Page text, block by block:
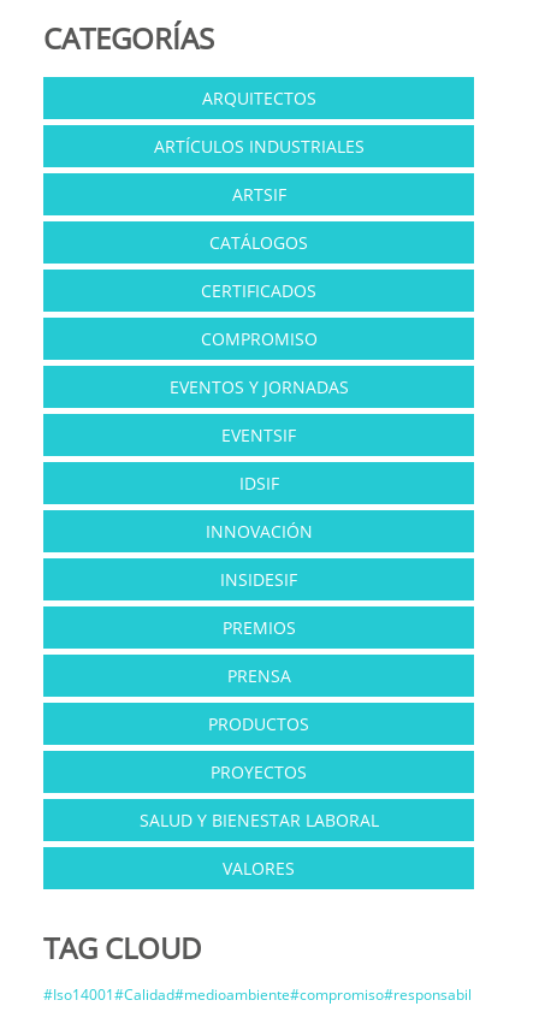
CATEGORÍAS
ARQUITECTOS
ARTÍCULOS INDUSTRIALES
ARTSIF
CATÁLOGOS
CERTIFICADOS
COMPROMISO
EVENTOS Y JORNADAS
EVENTSIF
IDSIF
INNOVACIÓN
INSIDESIF
PREMIOS
PRENSA
PRODUCTOS
PROYECTOS
SALUD Y BIENESTAR LABORAL
VALORES
TAG CLOUD
#Iso14001#Calidad#medioambiente#compromiso#responsabil